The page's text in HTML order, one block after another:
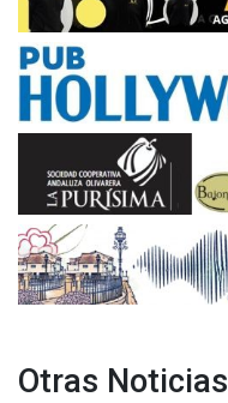
Otras Noticias